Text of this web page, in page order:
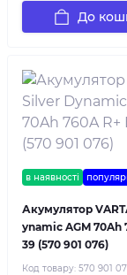
До
в наявності
Акумулятор
ynamic AGM 70Ah
39 (570 901 076)
Код товару: 570 901